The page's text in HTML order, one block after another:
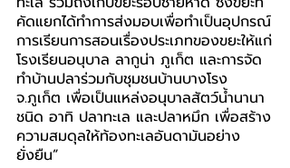
คัดแยกได้ทำการส่งมอบเพื่อทำเป็นอุปกรณ์
การเรียนการสอนเรื่องประเภทของขยะให้แก่
โรงเรียนอนุบาล ลากูน่า ภูเก็ต และการจัด
ทำบ้านปลาร่วมกับชุมชนบ้านบางโรง
จ.ภูเก็ต เพื่อเป็นแหล่งอนุบาลสัตว์น้ำนานา
ชนิด อาทิ ปลาทะเล และปลาหมึก เพื่อสร้าง
ความสมดุลให้ท้องทะเลอันดามันอย่าง
ยั่งยืน”